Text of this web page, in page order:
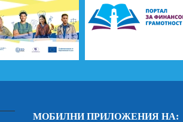
МОБИЛНИ ПРИЛОЖЕНИЯ НА: